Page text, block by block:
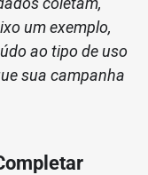
um exemplo,
ao tipo de uso
sua campanha